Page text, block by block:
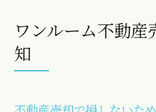
ワンルーム不動
知